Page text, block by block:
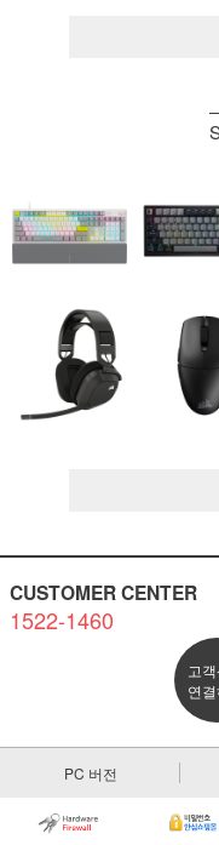
CUSTOMER CENTER
1522-1460
고
연
PC 버전